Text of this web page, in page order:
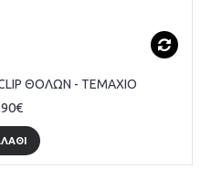
CLIP ΘΟΛΩΝ - ΤΕΜΑΧΙΟ